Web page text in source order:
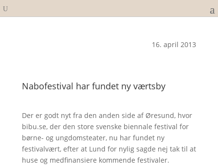
16. april 2013
Nabofestival har fundet ny værtsby
Der er godt nyt fra den anden side af Øresund, hvor
bibu.se, der den store svenske biennale festival for
børne- og ungdomsteater, nu har fundet ny
festivalvært, efter at Lund for nylig sagde nej tak til at
huse og medfinansiere kommende festivaler.